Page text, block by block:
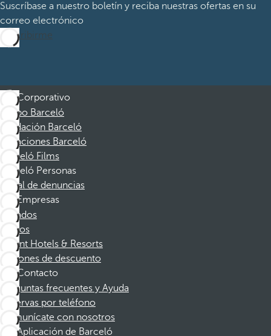
Suscríbase a nuestro boletín y reciba nuestras ofertas en su
correo electrónico
Suscribirme
Corporativo
Grupo Barceló
Fundación Barceló
Vacaciones Barceló
Barceló Films
Barceló Personas
Canal de denuncias
Empresas
Afiliados
Socios
Dorint Hotels & Resorts
Cupones de descuento
Contacto
Preguntas frecuentes y Ayuda
Reservas por teléfono
Comunícate con nosotros
Aplicación de Barceló